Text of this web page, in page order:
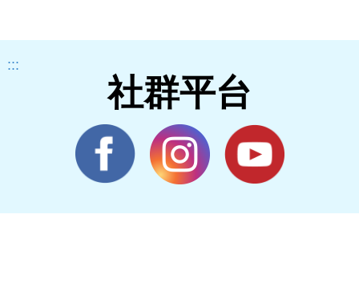
:::
社群平台